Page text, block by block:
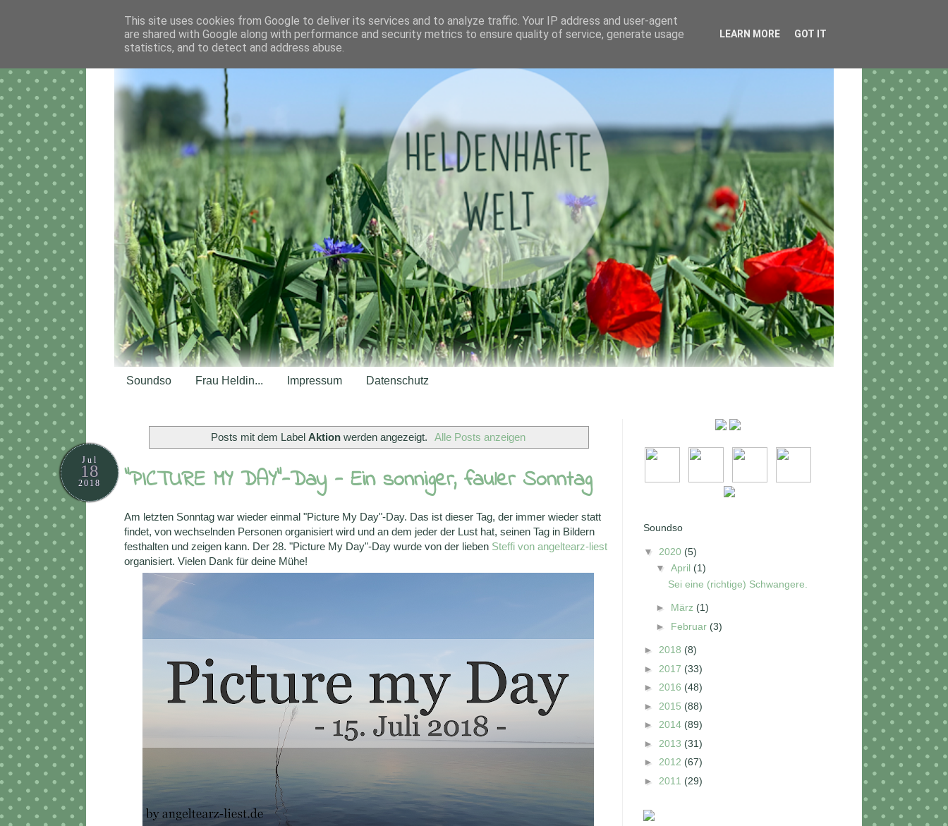
Soundso Frau Heldin... Impressum Datenschutz
Posts mit dem Label Aktionwerden angezeigt. Alle Posts anzeigen
Jul
18
2018 "PICTURE MY DAY"-Day - Ein sonniger, fauler Sonntag
Am letzten Sonntag war wieder einmal "Picture My Day"-Day. Das ist dieser Tag, der immer wieder statt
findet, von wechselnden Personen organisiert wird und an dem jeder der Lust hat, seinen Tag in Bildern
festhalten und zeigen kann. Der 28. "Picture My Day"-Day wurde von der lieben Steffi von angeltearz-liest
organisiert. Vielen Dank für deine Mühe!
Soundso
▼ 2020 (5)
▼ April (1)
Sei eine (richtige) Schwangere.
► März (1)
► Februar (3)
► 2018 (8)
► 2017 (33)
► 2016 (48)
► 2015 (88)
► 2014 (89)
► 2013 (31)
► 2012 (67)
► 2011 (29)
This site uses cookies from Google to deliver its services and to analyze traffic. Your IP address and user-agent
are shared with Google along with performance and security metrics to ensure quality of service, generate usage
statistics, and to detect and address abuse.
LEARN MORE GOT IT